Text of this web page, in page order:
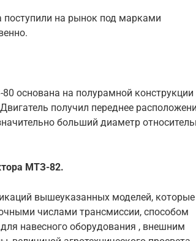
поступили на рынок под марками
основана на полурамной конструкции
получил переднее
больший диаметр
МТЗ-82.
вышеуказанных моделей, которые
числами трансмиссии, способом
навесного оборудования , внешним